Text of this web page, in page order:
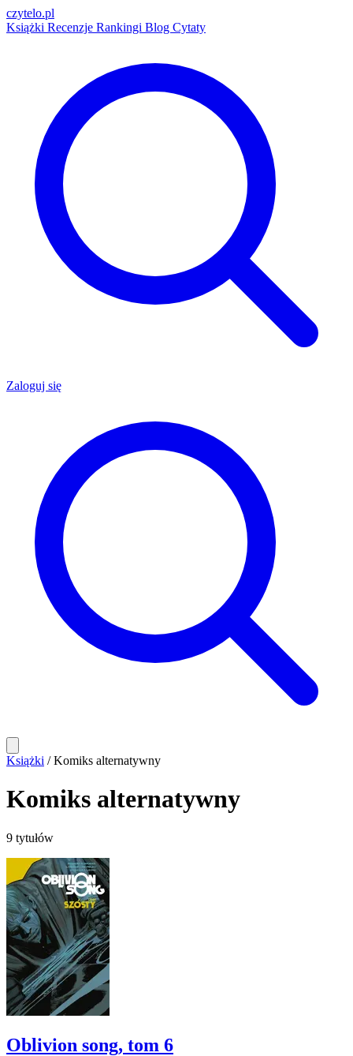
czytelo.pl
Książki Recenzje Rankingi Blog Cytaty
Zaloguj się
Książki / Komiks alternatywny
Komiks alternatywny
9 tytułów
Oblivion song, tom 6